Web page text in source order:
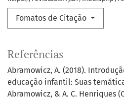
Fomatos de Citação
Referências
Abramowicz, A. (2018).
educação infantil: Suas
Abramowicz, & A. C. Henriques